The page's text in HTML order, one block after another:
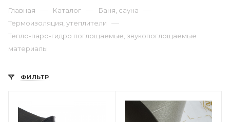
Главная — Каталог — Баня, сауна —
Термоизоляция, утеплители —
Тепло-паро-гидро поглощаемые, звукопоглощаемые
материалы
ФИЛЬТР